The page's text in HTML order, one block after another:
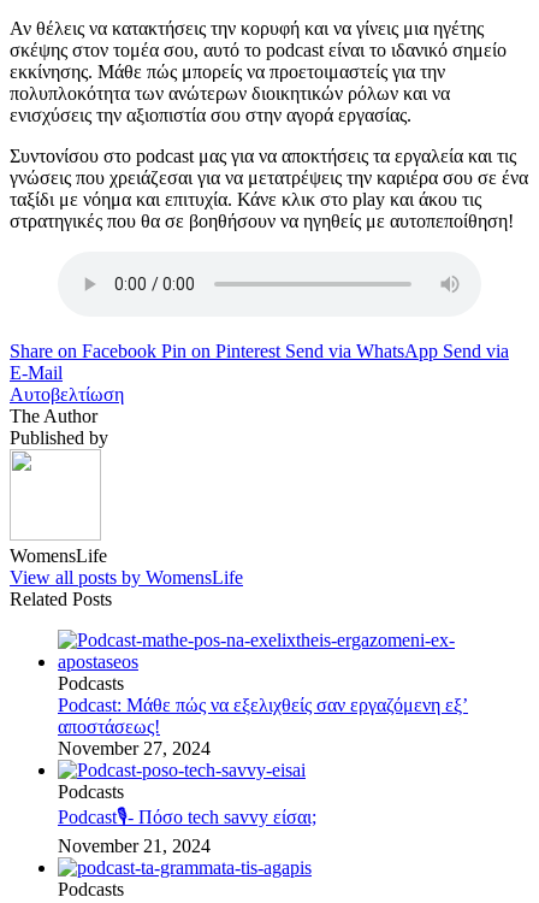
Αν θέλεις να κατακτήσεις την κορυφή και να γίνεις μια ηγέτης
σκέψης στον τομέα σου, αυτό το podcast είναι το ιδανικό σημείο
εκκίνησης. Μάθε πώς μπορείς να προετοιμαστείς για την
πολυπλοκότητα των ανώτερων διοικητικών ρόλων και να
ενισχύσεις την αξιοπιστία σου στην αγορά εργασίας.
Συντονίσου στο podcast μας για να αποκτήσεις τα εργαλεία και τις
γνώσεις που χρειάζεσαι για να μετατρέψεις την καριέρα σου σε ένα
ταξίδι με νόημα και επιτυχία. Κάνε κλικ στο play και άκου τις
στρατηγικές που θα σε βοηθήσουν να ηγηθείς με αυτοπεποίθηση!
Share on Facebook Pin on Pinterest Send via WhatsApp Send via
E-Mail
Αυτοβελτίωση
The Author
Published by
WomensLife
View all posts by WomensLife
Related Posts
Podcasts
Podcast: Μάθε πώς να εξελιχθείς σαν εργαζόμενη εξ’
αποστάσεως!
November 27, 2024
Podcasts
Podcast🎙️- Πόσο tech savvy είσαι;
November 21, 2024
Podcasts